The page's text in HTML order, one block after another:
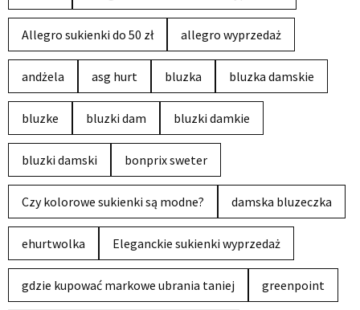
Allegro sukienki do 50 zł allegro wyprzedaż
andżela asg hurt bluzka bluzka damskie
bluzke bluzki dam bluzki damkie
bluzki damski bonprix sweter
Czy kolorowe sukienki są modne? damska bluzeczka
ehurtwolka Eleganckie sukienki wyprzedaż
gdzie kupować markowe ubrania taniej greenpoint